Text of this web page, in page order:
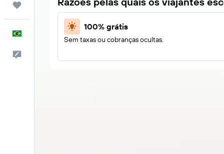
Português
100% grátis
Sem taxas ou cobranças ocultas.